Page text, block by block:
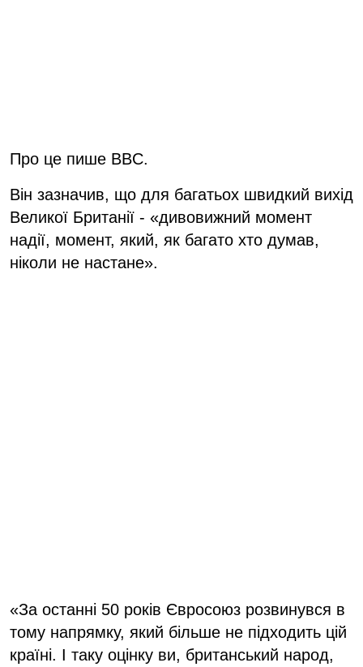
Про це пише BBC.
Він зазначив, що для багатьох швидкий вихід
Великої Британії - «дивовижний момент
надії, момент, який, як багато хто думав,
ніколи не настане».
«За останні 50 років Євросоюз розвинувся в
тому напрямку, який більше не підходить цій
країні. І таку оцінку ви, британський народ,